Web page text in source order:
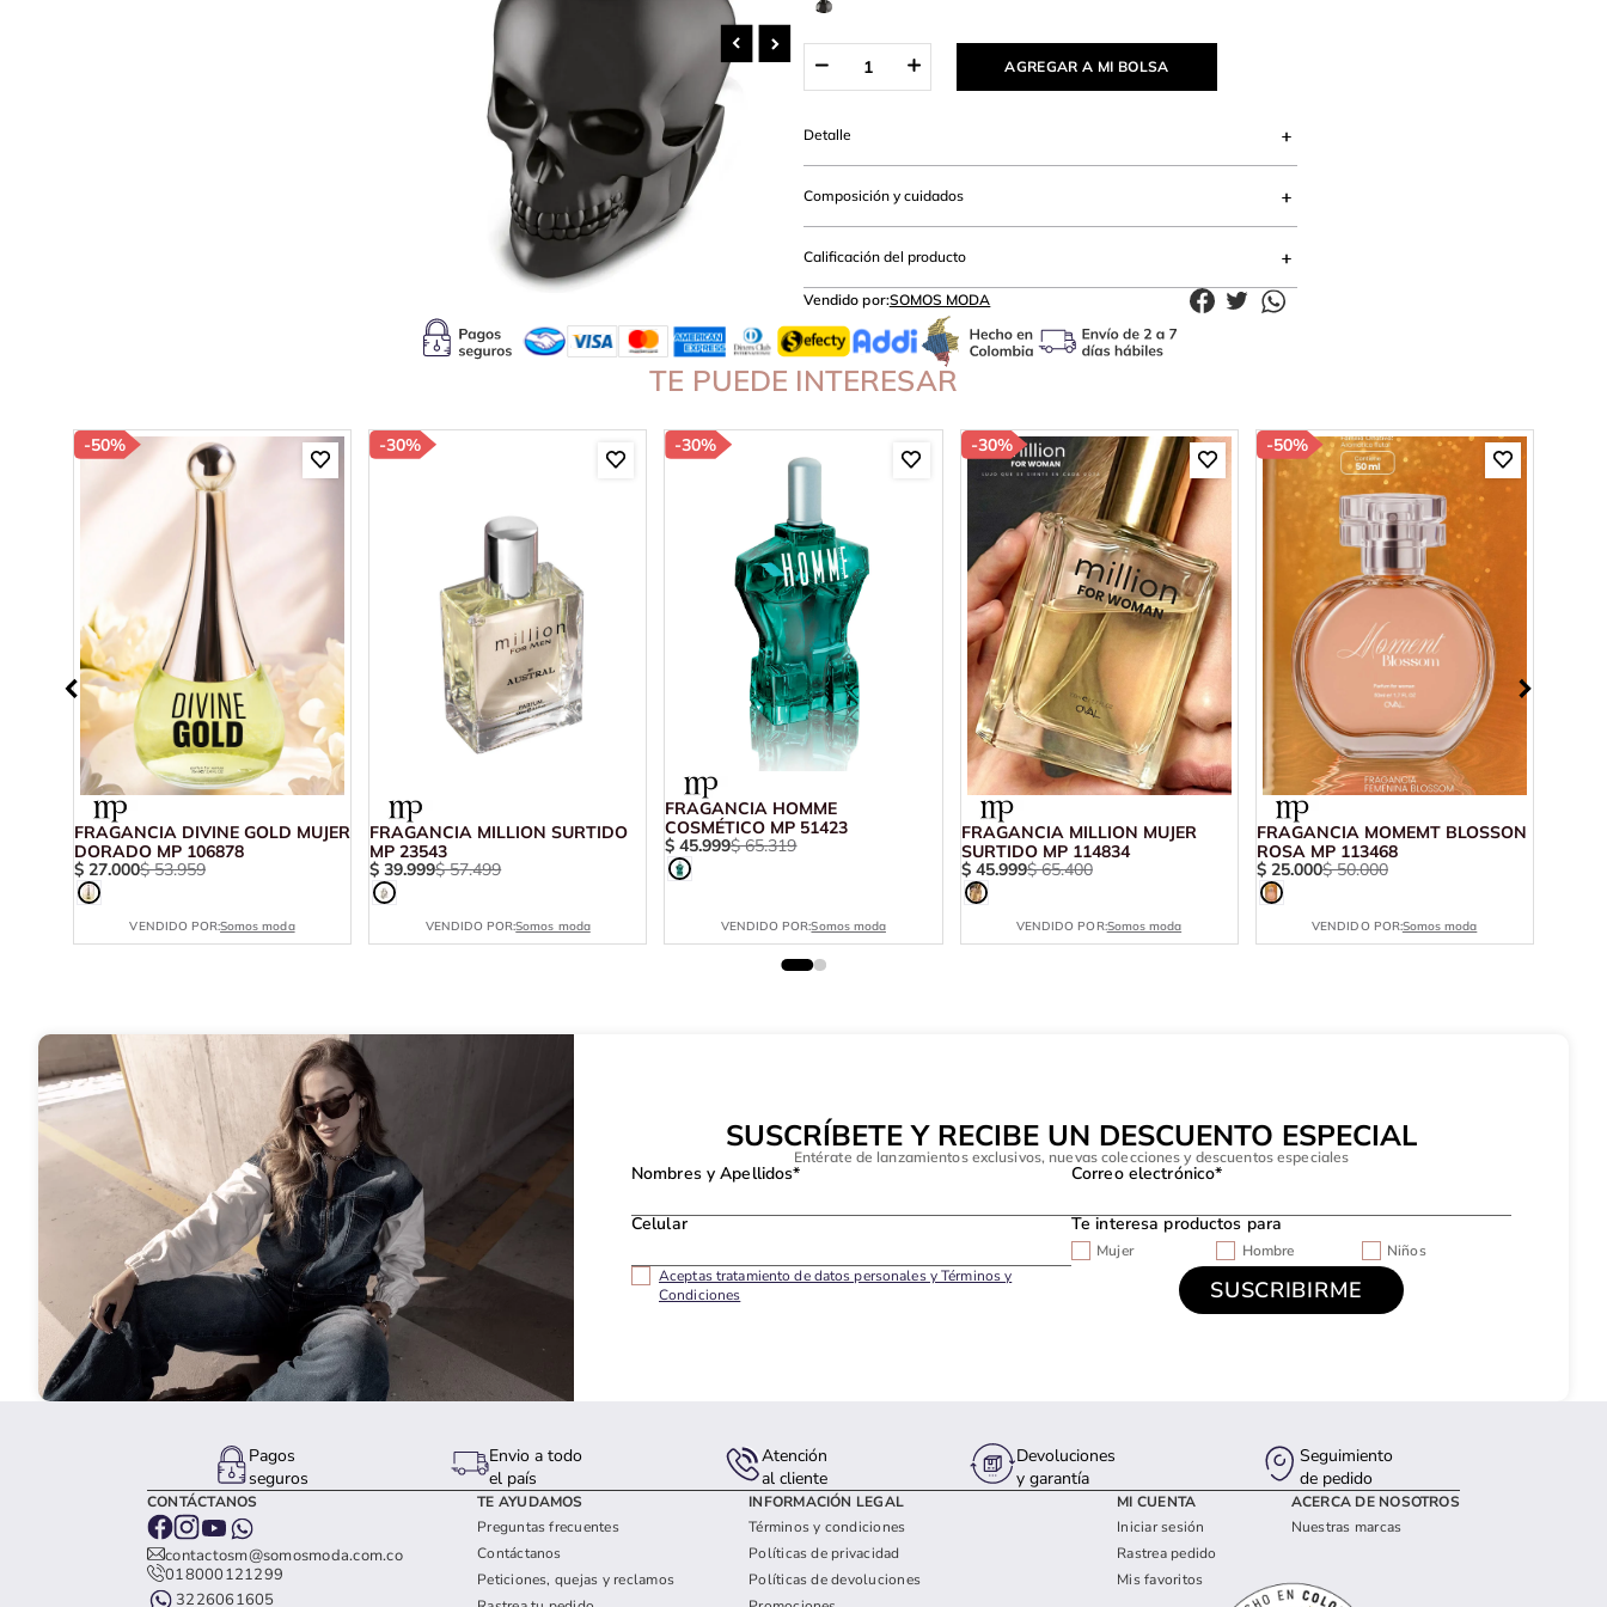
AGREGAR A MI BOLSA
Detalle
Composición y cuidados
Calificación del producto
Vendido por:SOMOS MODA
TE PUEDE INTERESAR
-50%
FRAGANCIA DIVINE GOLD MUJER
DORADO MP 106878
$ 27.000$ 53.959
VENDIDO POR:Somos moda
-30%
FRAGANCIA MILLION SURTIDO
MP 23543
$ 39.999$ 57.499
VENDIDO POR:Somos moda
-30%
FRAGANCIA HOMME
COSMÉTICO MP 51423
$ 45.999$ 65.319
VENDIDO POR:Somos moda
-30%
FRAGANCIA MILLION MUJER
SURTIDO MP 114834
$ 45.999$ 65.400
VENDIDO POR:Somos moda
-50%
FRAGANCIA MOMEMT BLOSSON
ROSA MP 113468
$ 25.000$ 50.000
VENDIDO POR:Somos moda
SUSCRÍBETE Y RECIBE UN DESCUENTO ESPECIAL
Entérate de lanzamientos exclusivos, nuevas colecciones y descuentos especiales
Nombres y Apellidos* Correo electrónico*
Celular Te interesa productos para
Mujer Hombre
Niños
Aceptas tratamiento de datos personales y Términos y
Condiciones
Pagos
seguros
Envio a todo
el país
Atención
al cliente
Devoluciones
y garantía
Seguimiento
de pedido
CONTÁCTANOS
contactosm@somosmoda.com.co
018000121299
3226061605
TE AYUDAMOS
Preguntas frecuentes
Contáctanos
Peticiones, quejas y reclamos
INFORMACIÓN LEGAL
Términos y condiciones
Políticas de privacidad
Políticas de devoluciones
MI CUENTA
Iniciar sesión
Rastrea pedido
Mis favoritos
ACERCA DE NOSOTROS
Nuestras marcas
10. blanco